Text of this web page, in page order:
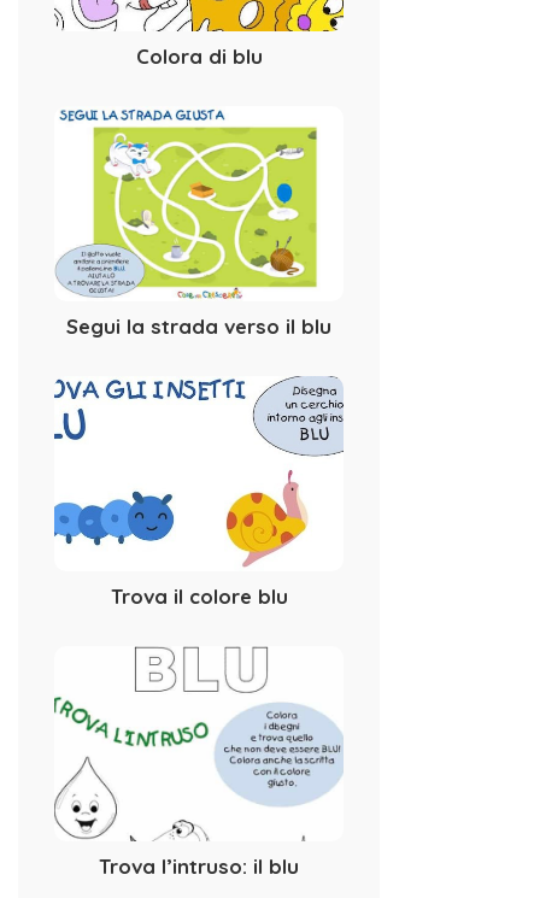
Colora di blu
Segui la strada verso il blu
Trova il colore blu
Trova l’intruso: il blu